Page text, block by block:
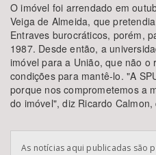
Área Protegida
O imóvel foi arrendado em
Veiga de Almeida, que
Entraves burocráticos, porém,
1987. Desde então, a
imóvel para a União, que não o
condições para mantê-lo. "A
porque nos comprometemos a
do imóvel", diz Ricardo
As notícias aqui publicadas são